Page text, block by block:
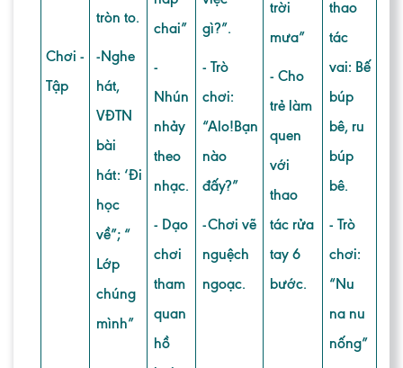
Chơi -
Tập
tròn to.
-Nghe
hát,
VĐTN
bài
hát: ‘Đi
học
về”; “
Lớp
chúng
mình”
chai”
-
Nhún
nhảy
theo
nhạc.
- Dạo
chơi
tham
quan
hồ
gì?”.
- Trò
chơi:
“Alo!Bạn
nào
đấy?”
-Chơi vẽ
nguệch
ngoạc.
trời
mưa”
- Cho
trẻ làm
quen
với
thao
tác rửa
tay 6
bước.
thao
tác
vai: Bế
búp
bê, ru
búp
bê.
- Trò
chơi:
“Nu
na nu
nống”